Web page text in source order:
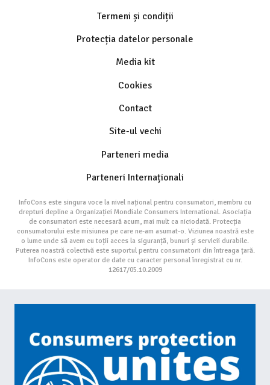
Termeni și condiții
Protecția datelor personale
Media kit
Cookies
Contact
Site-ul vechi
Parteneri media
Parteneri Internaționali
InfoCons este singura voce la nivel național pentru consumatori, membru cu
drepturi depline a Organizației Mondiale Consumers International. Asociația
de consumatori este necesară acum, mai mult ca niciodată. Protecția
consumatorului este misiunea pe care ne-am asumat-o. Viziunea noastră este
o lume unde să avem cu toții acces la siguranță, bunuri și servicii durabile.
Puterea noastră colectivă este suportul pentru consumatorii din întreaga țară.
InfoCons este operator de date cu caracter personal înregistrat cu nr.
12617/05.10.2009